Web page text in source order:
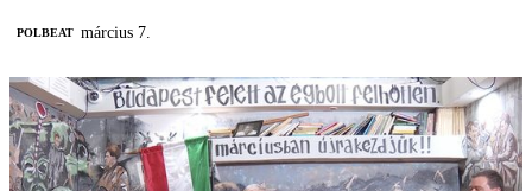
‎POLBEAT március 7.